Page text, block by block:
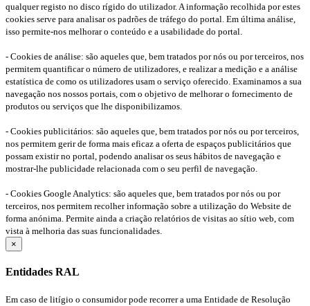
qualquer registo no disco rígido do utilizador. A informação recolhida por estes
cookies serve para analisar os padrões de tráfego do portal. Em última análise,
isso permite-nos melhorar o conteúdo e a usabilidade do portal.
- Cookies de análise: são aqueles que, bem tratados por nós ou por terceiros, nos
permitem quantificar o número de utilizadores, e realizar a medição e a análise
estatística de como os utilizadores usam o serviço oferecido. Examinamos a sua
navegação nos nossos portais, com o objetivo de melhorar o fornecimento de
produtos ou serviços que lhe disponibilizamos.
- Cookies publicitários: são aqueles que, bem tratados por nós ou por terceiros,
nos permitem gerir de forma mais eficaz a oferta de espaços publicitários que
possam existir no portal, podendo analisar os seus hábitos de navegação e
mostrar-lhe publicidade relacionada com o seu perfil de navegação.
- Cookies Google Analytics: são aqueles que, bem tratados por nós ou por
terceiros, nos permitem recolher informação sobre a utilização do Website de
forma anónima. Permite ainda a criação relatórios de visitas ao sítio web, com
vista à melhoria das suas funcionalidades.
×
Entidades RAL
Em caso de litígio o consumidor pode recorrer a uma Entidade de Resolução